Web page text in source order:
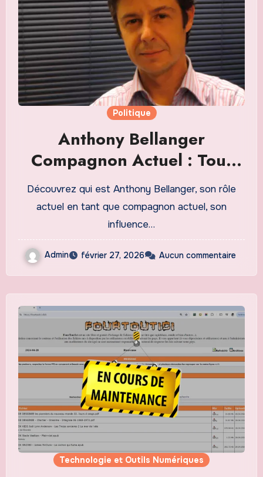
Politique
Anthony Bellanger
Compagnon Actuel : Tout
Savoir sur son Rôle et son
Influence en 2026
Découvrez qui est Anthony Bellanger, son rôle
actuel en tant que compagnon actuel, son
influence…
Admin février 27, 2026 Aucun commentaire
Technologie et Outils Numériques